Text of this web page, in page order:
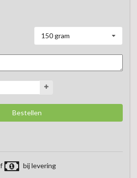
150 gram
bij levering